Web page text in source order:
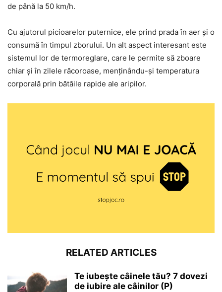
de până la 50 km/h.
Cu ajutorul picioarelor puternice, ele prind prada în aer și o
consumă în timpul zborului. Un alt aspect interesant este
sistemul lor de termoreglare, care le permite să zboare
chiar și în zilele răcoroase, menținându-și temperatura
corporală prin bătăile rapide ale aripilor.
RELATED ARTICLES
Te iubește câinele tău? 7 dovezi
de iubire ale câinilor (P)